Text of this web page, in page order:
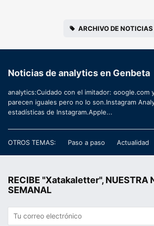
ARCHIVO DE NOTICIAS
Noticias de analytics en Genbeta
analytics:Cuidado con el imitador: ɢoogle.com
parecen iguales pero no lo son.Instagram
estadísticas de Instagram.Apple...
OTROS TEMAS: Paso a paso Actualidad
RECIBE "Xatakaletter", NUESTRA
SEMANAL